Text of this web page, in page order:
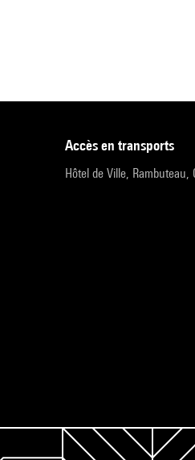
accès en transports
Hôtel de Ville, Rambuteau,